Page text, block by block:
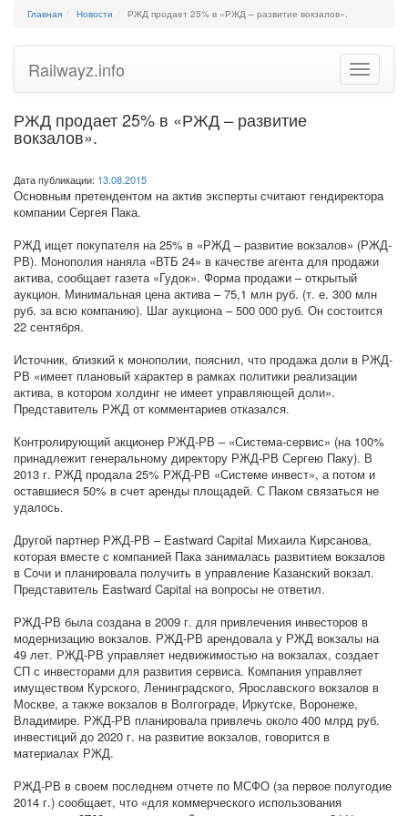
Главная Новости РЖД продает 25% в «РЖД – развитие вокзалов».
Toggle
Railwayz.info
РЖД продает 25% в «РЖД – развитие
вокзалов».
Дата публикации: 13.08.2015
Основным претендентом на актив эксперты считают гендиректора
компании Сергея Пака.
РЖД ищет покупателя на 25% в «РЖД – развитие вокзалов» (РЖД-
РВ). Монополия наняла «ВТБ 24» в качестве агента для продажи
актива, сообщает газета «Гудок». Форма продажи – открытый
аукцион. Минимальная цена актива – 75,1 млн руб. (т. е. 300 млн
руб. за всю компанию). Шаг аукциона – 500 000 руб. Он состоится
22 сентября.
Источник, близкий к монополии, пояснил, что продажа доли в РЖД-
РВ «имеет плановый характер в рамках политики реализации
актива, в котором холдинг не имеет управляющей доли».
Представитель РЖД от комментариев отказался.
Контролирующий акционер РЖД-РВ – «Система-сервис» (на 100%
принадлежит генеральному директору РЖД-РВ Сергею Паку). В
2013 г. РЖД продала 25% РЖД-РВ «Системе инвест», а потом и
оставшиеся 50% в счет аренды площадей. С Паком связаться не
удалось.
Другой партнер РЖД-РВ – Eastward Capital Михаила Кирсанова,
которая вместе с компанией Пака занималась развитием вокзалов
в Сочи и планировала получить в управление Казанский вокзал.
Представитель Eastward Capital на вопросы не ответил.
РЖД-РВ была создана в 2009 г. для привлечения инвесторов в
модернизацию вокзалов. РЖД-РВ арендовала у РЖД вокзалы на
49 лет. РЖД-РВ управляет недвижимостью на вокзалах, создает
СП с инвесторами для развития сервиса. Компания управляет
имуществом Курского, Ленинградского, Ярославского вокзалов в
Москве, а также вокзалов в Волгограде, Иркутске, Воронеже,
Владимире. РЖД-РВ планировала привлечь около 400 млрд руб.
инвестиций до 2020 г. на развитие вокзалов, говорится в
материалах РЖД.
РЖД-РВ в своем последнем отчете по МСФО (за первое полугодие
2014 г.) сообщает, что «для коммерческого использования